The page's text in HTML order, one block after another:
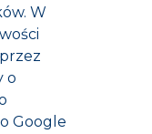
W
o
Google